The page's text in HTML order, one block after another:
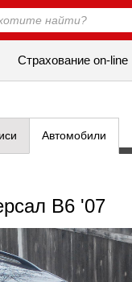
Cтрахование on-line
Автомобили
B6 '07